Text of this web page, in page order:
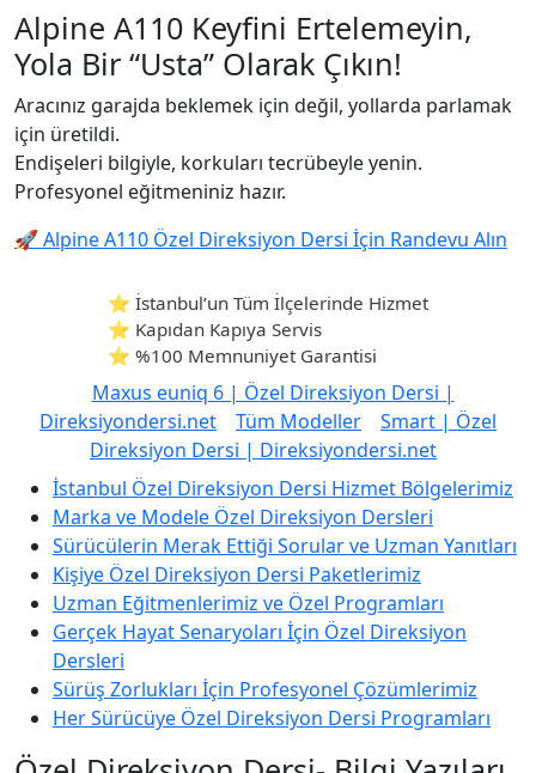
Alpine A110 Keyfini Ertelemeyin,
Yola Bir “Usta” Olarak Çıkın!
Aracınız garajda beklemek için değil, yollarda parlamak
için üretildi.
Endişeleri bilgiyle, korkuları tecrübeyle yenin.
Profesyonel eğitmeniniz hazır.
🚀 Alpine A110 Özel Direksiyon Dersi İçin Randevu Alın
⭐ İstanbul’un Tüm İlçelerinde Hizmet
⭐ Kapıdan Kapıya Servis
⭐ %100 Memnuniyet Garantisi
Maxus euniq 6 | Özel Direksiyon Dersi |
Direksiyondersi.net
Tüm Modeller
Smart | Özel
Direksiyon Dersi | Direksiyondersi.net
İstanbul Özel Direksiyon Dersi Hizmet Bölgelerimiz
Marka ve Modele Özel Direksiyon Dersleri
Sürücülerin Merak Ettiği Sorular ve Uzman Yanıtları
Kişiye Özel Direksiyon Dersi Paketlerimiz
Uzman Eğitmenlerimiz ve Özel Programları
Gerçek Hayat Senaryoları İçin Özel Direksiyon
Dersleri
Sürüş Zorlukları İçin Profesyonel Çözümlerimiz
Her Sürücüye Özel Direksiyon Dersi Programları